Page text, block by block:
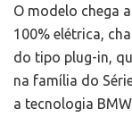
O modelo chega
100% elétrica,
do tipo plug-in,
na família do
a tecnologia